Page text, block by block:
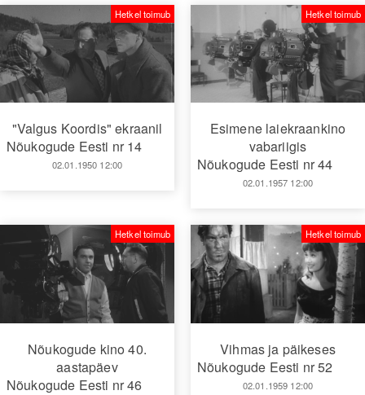
"Valgus Koordis" ekraanil
Nõukogude Eesti nr 14
02.01.1950 12:00
Hetkel toimub
Esimene laiekraankino
vabariigis
Nõukogude Eesti nr 44
02.01.1957 12:00
Hetkel toimub
Nõukogude kino 40.
aastapäev
Nõukogude Eesti nr 46
Hetkel toimub
Vihmas ja päikeses
Nõukogude Eesti nr 52
02.01.1959 12:00
Hetkel toimub